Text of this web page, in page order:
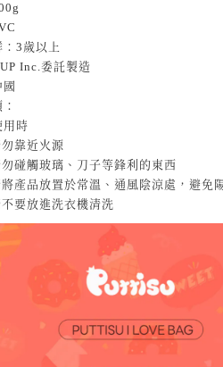
3歲以上
Inc.委託製造
國
用時
靠近火源
碰觸玻璃、刀子等鋒利的東西
產品放置於常溫、通風陰涼處，避免
要放進洗衣機清洗